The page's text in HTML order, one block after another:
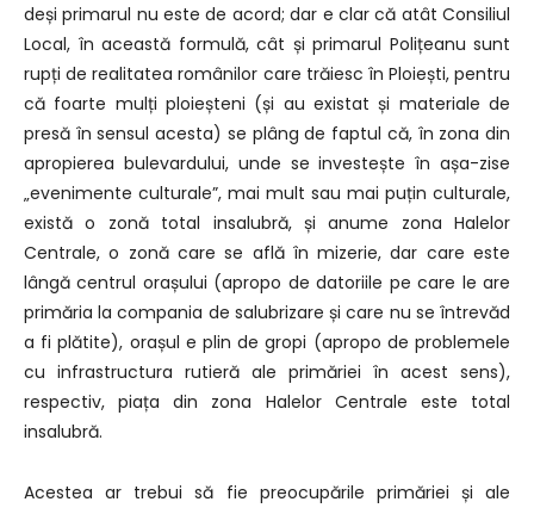
deși primarul nu este de acord; dar e clar că atât Consiliul
Local, în această formulă, cât și primarul Polițeanu sunt
rupți de realitatea românilor care trăiesc în Ploiești, pentru
că foarte mulți ploieșteni (și au existat și materiale de
presă în sensul acesta) se plâng de faptul că, în zona din
apropierea bulevardului, unde se investește în așa-zise
„evenimente culturale”, mai mult sau mai puțin culturale,
există o zonă total insalubră, și anume zona Halelor
Centrale, o zonă care se află în mizerie, dar care este
lângă centrul orașului (apropo de datoriile pe care le are
primăria la compania de salubrizare și care nu se întrevăd
a fi plătite), orașul e plin de gropi (apropo de problemele
cu infrastructura rutieră ale primăriei în acest sens),
respectiv, piața din zona Halelor Centrale este total
insalubră.
Acestea ar trebui să fie preocupările primăriei și ale